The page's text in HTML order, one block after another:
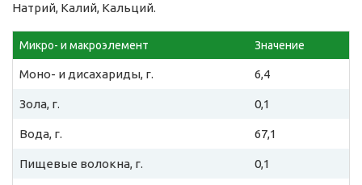
Натрий, Калий, Кальций.
Микро- и макроэлемент Значение
Моно- и дисахариды, г. 6,4
Зола, г. 0,1
Вода, г. 67,1
Пищевые волокна, г. 0,1